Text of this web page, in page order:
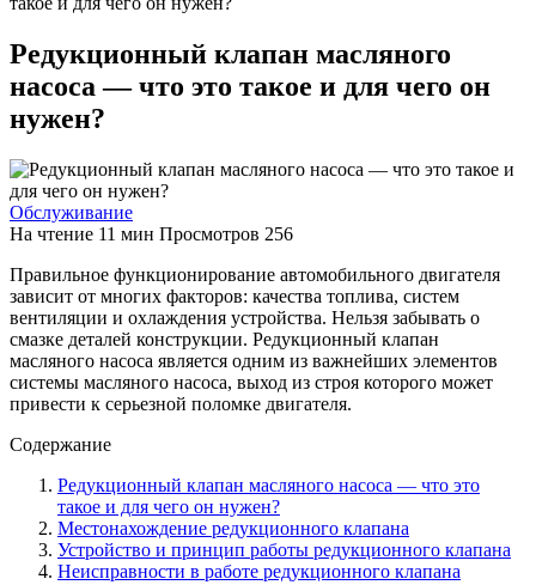
Редукционный клапан масляного
насоса — что это такое и для чего он
нужен?
Обслуживание
На чтение 11 мин Просмотров 256
Правильное функционирование автомобильного двигателя
зависит от многих факторов: качества топлива, систем
вентиляции и охлаждения устройства. Нельзя забывать о
смазке деталей конструкции. Редукционный клапан
масляного насоса является одним из важнейших элементов
системы масляного насоса, выход из строя которого может
привести к серьезной поломке двигателя.
Содержание
Редукционный клапан масляного насоса — что это
такое и для чего он нужен?
Местонахождение редукционного клапана
Устройство и принцип работы редукционного клапана
Неисправности в работе редукционного клапана